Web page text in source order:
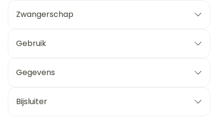
Zwangerschap
Gebruik
Gegevens
Bijsluiter